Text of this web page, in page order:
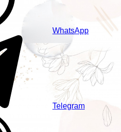
WhatsApp
Telegram